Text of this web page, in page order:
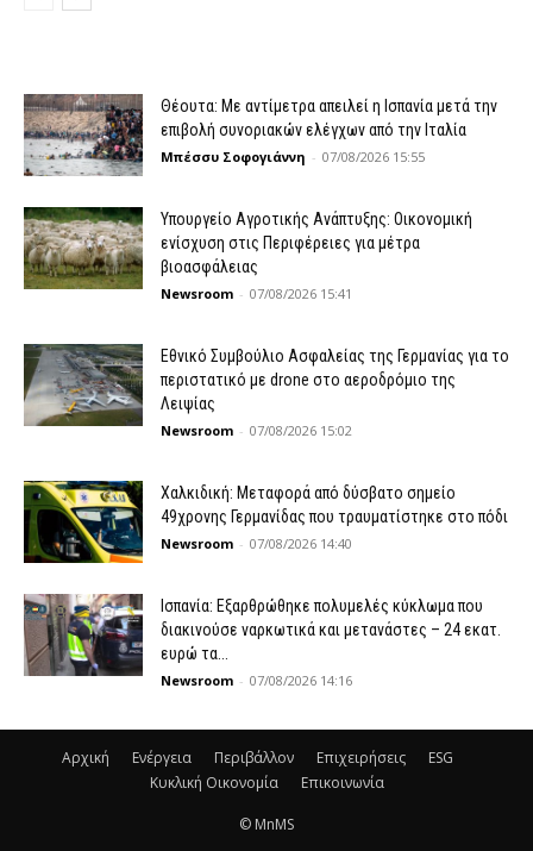
Θέουτα: Με αντίμετρα απειλεί η Ισπανία μετά την
επιβολή συνοριακών ελέγχων από την Ιταλία
Μπέσσυ Σοφογιάννη - 07/08/2026 15:55
Υπουργείο Αγροτικής Ανάπτυξης: Οικονομική
ενίσχυση στις Περιφέρειες για μέτρα
βιοασφάλειας
Newsroom - 07/08/2026 15:41
Εθνικό Συμβούλιο Ασφαλείας της Γερμανίας για το
περιστατικό με drone στο αεροδρόμιο της
Λειψίας
Newsroom - 07/08/2026 15:02
Χαλκιδική: Μεταφορά από δύσβατο σημείο
49χρονης Γερμανίδας που τραυματίστηκε στο πόδι
Newsroom - 07/08/2026 14:40
Ισπανία: Εξαρθρώθηκε πολυμελές κύκλωμα που
διακινούσε ναρκωτικά και μετανάστες – 24 εκατ.
ευρώ τα...
Newsroom - 07/08/2026 14:16
Αρχική Ενέργεια Περιβάλλον Επιχειρήσεις
ESG
Κυκλική Οικονομία
Επικοινωνία
© MnMS